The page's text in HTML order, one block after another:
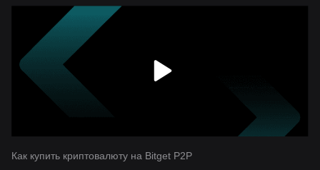
Как купить криптовалюту на Bitget P2P